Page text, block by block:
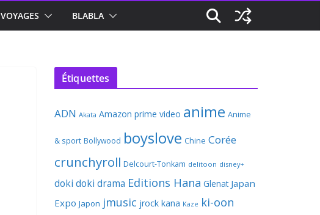
VOYAGES BLABLA
Étiquettes
ADN Akata Amazon prime video anime Anime
& sport Bollywood boyslove Chine Corée
crunchyroll Delcourt-Tonkam delitoon disney+
doki doki drama Editions Hana Glenat Japan
Expo Japon jmusic jrock kana Kaze ki-oon